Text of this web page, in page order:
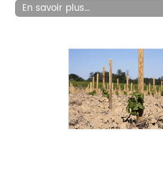
En savoir plus...